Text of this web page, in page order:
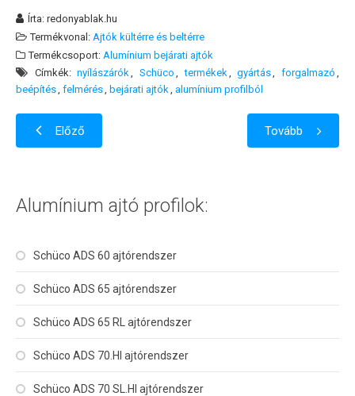
Szolgáltatásaink
Árajánlatkérés
Garancia
Írta:redonyablak.hu
Termékvonal: Ajtók kültérre és beltérre
Termékcsoport: Alumínium bejárati ajtók
Címkék:nyílászárók Schüco termékek gyártás
forgalmazó
beépítés felmérés bejárati ajtók alumínium profilból
Előző Tovább
Alumínium ajtó profilok:
Schüco ADS 60 ajtórendszer
Schüco ADS 65 ajtórendszer
Schüco ADS 65 RL ajtórendszer
Schüco ADS 70.HI ajtórendszer
Schüco ADS 70 SL.HI ajtórendszer